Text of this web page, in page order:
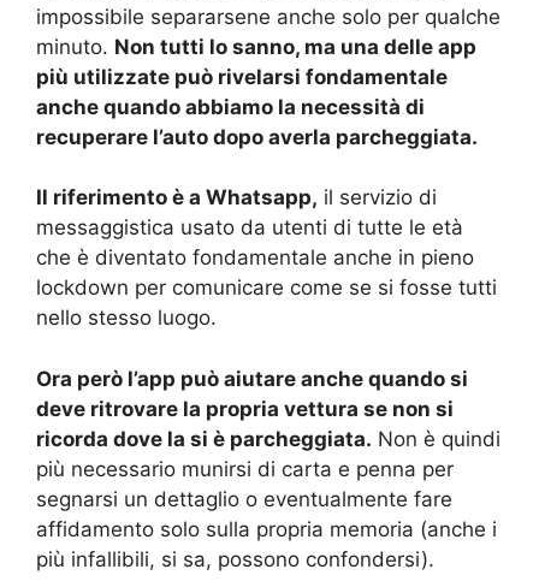
impossibile separarsene anche solo per qualche
minuto. Non tutti lo sanno, ma una delle app
più utilizzate può rivelarsi fondamentale
anche quando abbiamo la necessità di
recuperare l’auto dopo averla parcheggiata.
Il riferimento è a Whatsapp, il servizio di
messaggistica usato da utenti di tutte le età
che è diventato fondamentale anche in pieno
lockdown per comunicare come se si fosse tutti
nello stesso luogo.
Ora però l’app può aiutare anche quando si
deve ritrovare la propria vettura se non si
ricorda dove la si è parcheggiata. Non è quindi
più necessario munirsi di carta e penna per
segnarsi un dettaglio o eventualmente fare
affidamento solo sulla propria memoria (anche i
più infallibili, si sa, possono confondersi).